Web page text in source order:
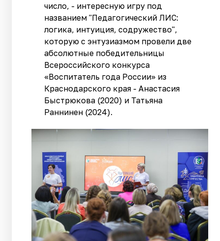
число, - интересную игру под
названием "Педагогический ЛИС:
логика, интуиция, содружество",
которую с энтузиазмом провели две
абсолютные победительницы
Всероссийского конкурса
«Воспитатель года России» из
Краснодарского края - Анастасия
Быстрюкова (2020) и Татьяна
Раннинен (2024).